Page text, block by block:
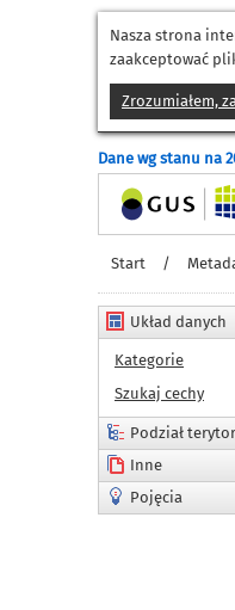
Nasza strona
zaakceptować
Zrozumiałem,
Dane wg stanu na
Strona główna
Start /
Układ danych
Kategorie
Szukaj cechy
Podział
Inne
Pojęcia